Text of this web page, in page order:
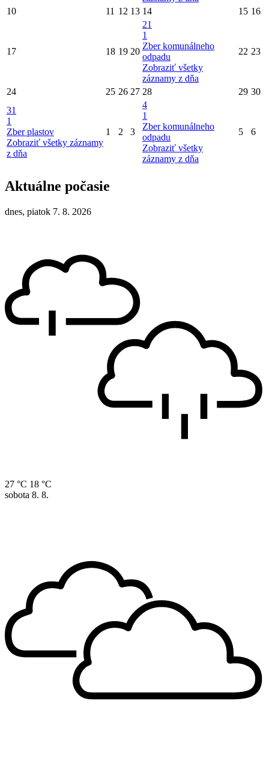
10
11 12 13 14 15 16
17 18 19 20
21
1
Zber komunálneho
odpadu
Zobraziť všetky
záznamy z dňa
22 23
24 25 26 27 28 29 30
31
1
Zber plastov
Zobraziť všetky záznamy
z dňa
1 2 3
4
1
Zber komunálneho
odpadu
Zobraziť všetky
záznamy z dňa
5 6
Aktuálne počasie
dnes, piatok 7. 8. 2026
27 °C 18 °C
sobota 8. 8.